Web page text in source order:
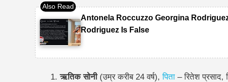
Antonela Roccuzzo Georgina
Rodriguez Is False
ऋतिक सोनी(उम्र करीब 24 वर्ष),पिता – रितेश प्रसाद,